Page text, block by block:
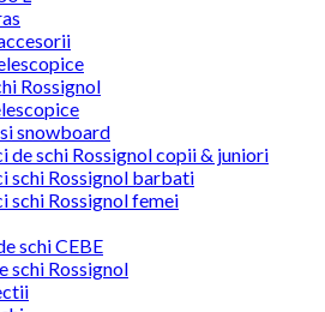
Rossignol
snowboard
de schi Rossignol copii & juniori
schi Rossignol barbati
schi Rossignol femei
schi CEBE
schi Rossignol